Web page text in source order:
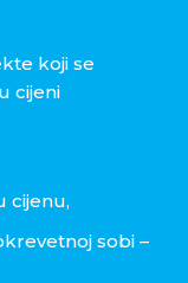
koji se
cijeni
cijenu,
sobi –